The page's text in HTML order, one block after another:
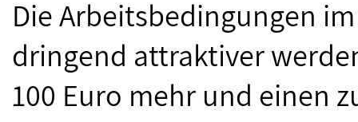
Die Arbeitsbedingungen
dringend attraktiver
100 Euro mehr und einen